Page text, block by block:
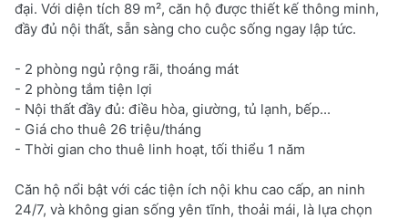
đại. Với diện tích 89 m², căn hộ được thiết kế thông minh,
đầy đủ nội thất, sẵn sàng cho cuộc sống ngay lập tức.
- 2 phòng ngủ rộng rãi, thoáng mát
- 2 phòng tắm tiện lợi
- Nội thất đầy đủ: điều hòa, giường, tủ lạnh, bếp...
- Giá cho thuê 26 triệu/tháng
- Thời gian cho thuê linh hoạt, tối thiểu 1 năm
Căn hộ nổi bật với các tiện ích nội khu cao cấp, an ninh
24/7, và không gian sống yên tĩnh, thoải mái, là lựa chọn